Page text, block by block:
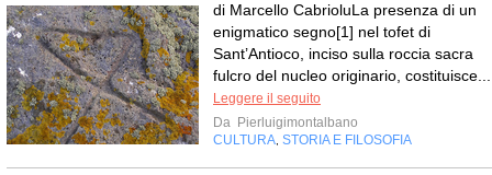
di Marcello CabrioluLa presenza di un
enigmatico segno[1] nel tofet di
Sant’Antioco, inciso sulla roccia sacra
fulcro del nucleo originario, costituisce...
Leggere il seguito
Da Pierluigimontalbano
CULTURA, STORIA E FILOSOFIA